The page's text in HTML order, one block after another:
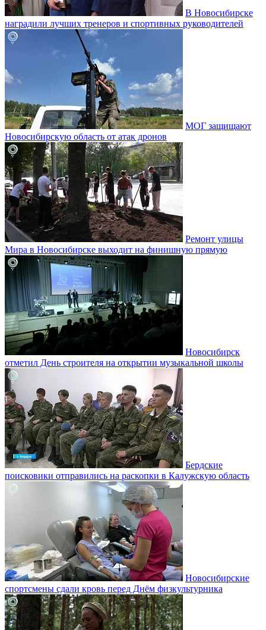
В Новосибирске
наградили лучших тренеров и спортивных руководителей
МОГ защищают
Новосибирскую область от атак дронов
Ремонт улицы
Мира в Новосибирске выходит на финишную прямую
Новосибирск
отметил День строителя на открытии музыкальной школы
Бердские
поисковики отправились на раскопки в Калужскую область
Новосибирские
спортсмены сдали кровь перед Днём физкультурника